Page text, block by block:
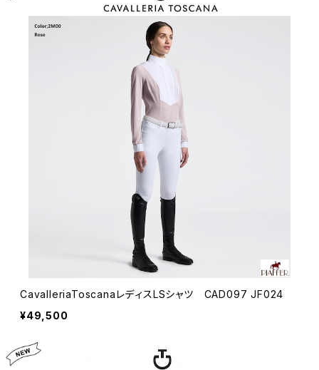
CavalleriaToscanaレディスLSシャツ CAD097 JF024
¥49,500